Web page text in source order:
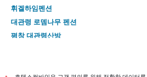
휘겔하임펜션
대관령 로뎀나무 펜션
평창 대관령산방